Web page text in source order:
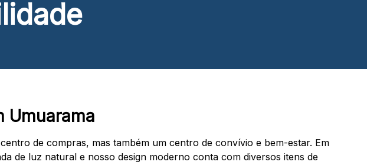
3348-4609
Vitrine virtual
Umuarama
de compras, mas também um centro de convívio e bem-estar. Em
de luz natural e nosso design moderno conta com diversos itens de